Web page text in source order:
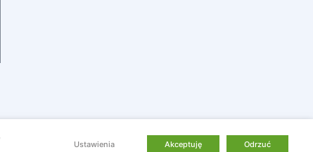
Ustawienia Akceptuję Odrzuć